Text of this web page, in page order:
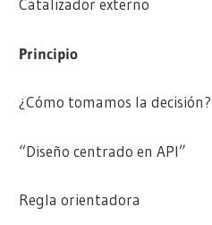
Catalizador externo
Principio
¿Cómo tomamos la decisión?
“Diseño centrado en API”
Regla orientadora